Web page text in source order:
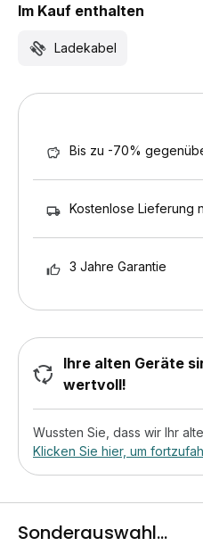
Im Kauf enthalten
Ladekabel
Bis zu -70%
Kostenlose Lieferung
3 Jahre Garantie
Ihre alten Geräte
wertvoll!
Wussten Sie, dass wir Ihr
Klicken Sie hier, um
Sonderauswahl...